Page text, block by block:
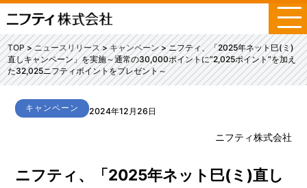
メ
ニ
ュ
ー
TOP ニュースリリース キャンペーン
ニフティ、「2025年ネット巳(ミ)
直しキャンペーン」を実施～通常の30,000ポイントに”2,025ポイント”を加え
た32,025ニフティポイントをプレゼント～
キャンペーン 2024年12月26日
ニフティ株式会社
ニフティ、「2025年ネット巳(ミ)直し